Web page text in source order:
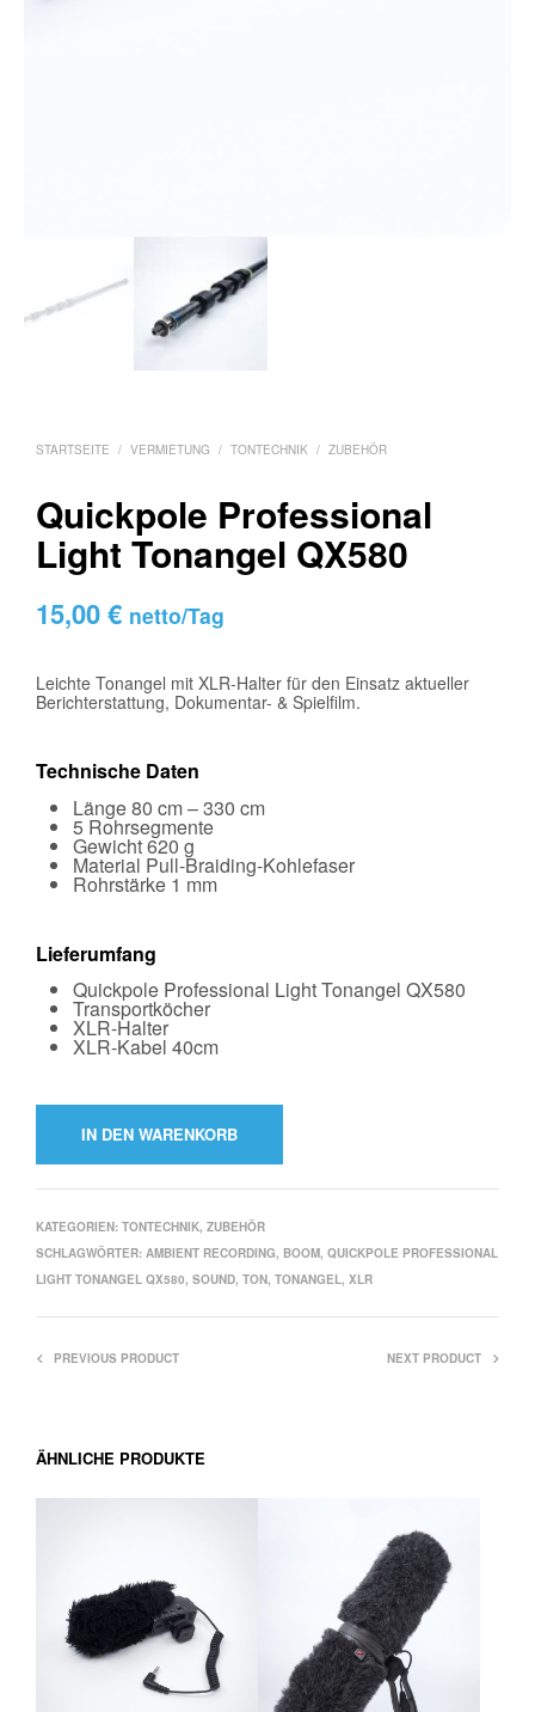
STARTSEITE / VERMIETUNG / TONTECHNIK / ZUBEHÖR
Quickpole Professional
Light Tonangel QX580
15,00€ netto/Tag
Leichte Tonangel mit XLR-Halter für den Einsatz aktueller
Berichterstattung, Dokumentar- & Spielfilm.
Technische Daten
Länge 80 cm – 330 cm
5 Rohrsegmente
Gewicht 620 g
Material Pull-Braiding-Kohlefaser
Rohrstärke 1 mm
Lieferumfang
Quickpole Professional Light Tonangel QX580
Transportköcher
XLR-Halter
XLR-Kabel 40cm
IN DEN WARENKORB
KATEGORIEN: TONTECHNIK, ZUBEHÖR
SCHLAGWÖRTER: AMBIENT RECORDING, BOOM, QUICKPOLE PROFESSIONAL
LIGHT TONANGEL QX580, SOUND, TON, TONANGEL, XLR
PREVIOUS PRODUCT NEXT PRODUCT
ÄHNLICHE PRODUKTE